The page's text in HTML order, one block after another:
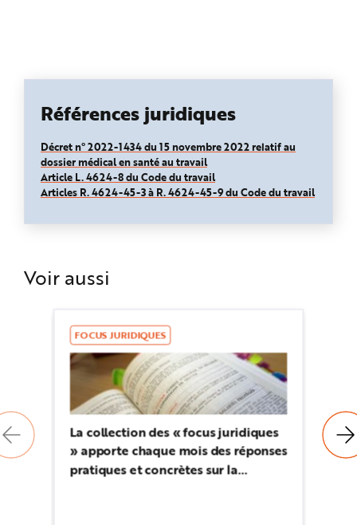
Références juridiques
Décret n° 2022-1434 du 15 novembre 2022 relatif au
dossier médical en santé au travail
Article L. 4624-8 du Code du travail
Articles R. 4624-45-3 à R. 4624-45-9 du Code du travail
Voir aussi
FOCUS JURIDIQUES
La collection des « focus juridiques
» apporte chaque mois des réponses
pratiques et concrètes sur la